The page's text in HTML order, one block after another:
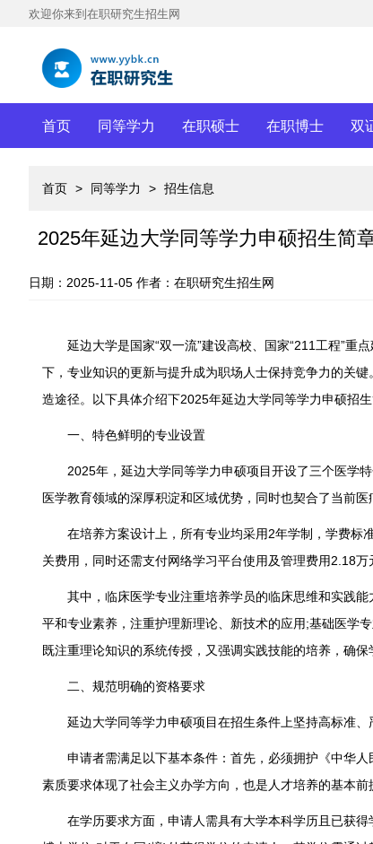
欢迎你来到在职研究生招生网
首页 同等学力 在职硕士 在职博士 双
首页 > 同等学力 > 招生信息
2025年延边大学同等学力申硕招生简
日期：2025-11-05 作者：在职研究生招生网
延边大学是国家“双一流”建设高校、国家“211工程”重
下，专业知识的更新与提升成为职场人士保持竞争力的关
造途径。以下具体介绍下2025年延边大学同等学力申硕招生
一、特色鲜明的专业设置
2025年，延边大学同等学力申硕项目开设了三个医学特
医学教育领域的深厚积淀和区域优势，同时也契合了当前
在培养方案设计上，所有专业均采用2年学制，学费标
关费用，同时还需支付网络学习平台使用及管理费用2.18
其中，临床医学专业注重培养学员的临床思维和实践能
平和专业素养，注重护理新理论、新技术的应用;基础医学
既注重理论知识的系统传授，又强调实践技能的培养，确
二、规范明确的资格要求
延边大学同等学力申硕项目在招生条件上坚持高标准、
申请者需满足以下基本条件：首先，必须拥护《中华人
素质要求体现了社会主义办学方向，也是人才培养的基本前
在学历要求方面，申请人需具有大学本科学历且已获得